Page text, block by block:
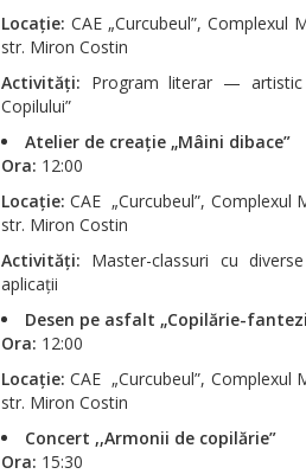
Locație: CAE „Curcubeul”,
str. Miron Costin
Activități: Program literar — artistic
Copilului”
Atelier de creație „Mâini dibace”
Ora: 12:00
Locație: CAE „Curcubeul”,
str. Miron Costin
Activități: Master-classuri cu
aplicații
Desen pe asfalt „Copilărie-
Ora: 12:00
Locație: CAE „Curcubeul”,
str. Miron Costin
Concert ,,Armonii de copilărie”
Ora: 15:30